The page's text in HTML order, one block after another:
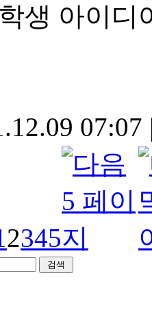
생 아이디
07:07
2345